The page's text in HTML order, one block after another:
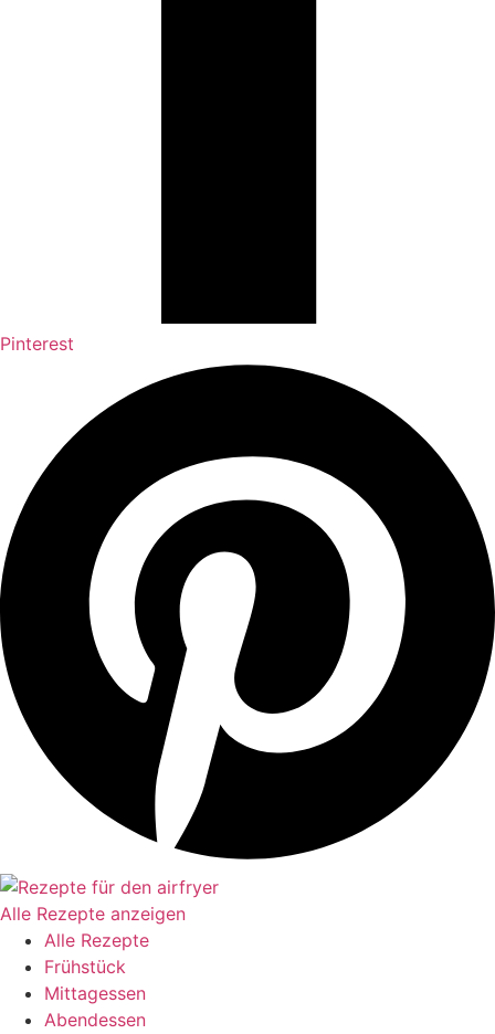
Pinterest
Alle Rezepte anzeigen
Alle Rezepte
Frühstück
Mittagessen
Abendessen